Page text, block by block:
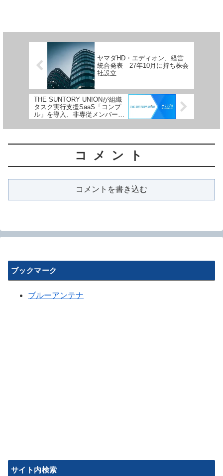
ヤマダHD・エディオン、経営
統合発表 27年10月に持ち株会
社設立
THE SUNTORY UN!ONが組織
タスク実行支援SaaS「コンプ
ル」を導入、非専従メンバーへ
のタスク管理を効率化
コメント
コメントを書き込む
ブックマーク
ブルーアンテナ
サイト内検索